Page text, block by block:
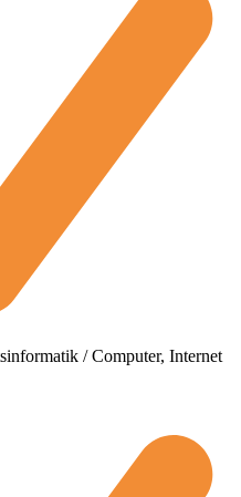
/ Computer, Internet